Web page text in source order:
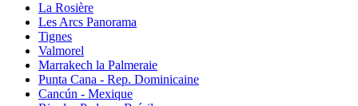
La Rosière
Les Arcs Panorama
Tignes
Valmorel
Marrakech la Palmeraie
Punta Cana - Rep. Dominicaine
Cancún - Mexique